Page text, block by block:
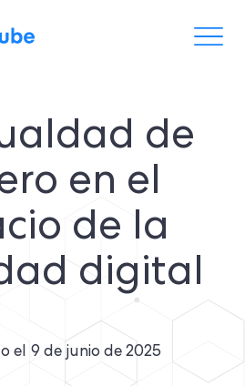
de
en el
de la
digital
el 9 de junio de 2025